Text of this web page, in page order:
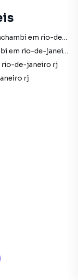
Apartamento para alugar no bairro cachambi em rio-de-janeiro rj com 1 vaga
Imóveis para alugar no bairro cachambi em rio-de-janeiro rj
rio-de-janeiro rj
rj